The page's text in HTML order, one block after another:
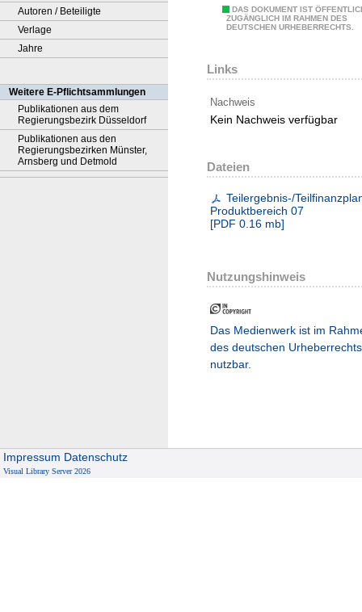
Autoren / Beteiligte
Verlage
Jahre
Weitere E-Pflichtsammlungen
Publikationen aus dem
Regierungsbezirk Düsseldorf
Publikationen aus den
Regierungsbezirken Münster,
Arnsberg und Detmold
DAS DOKUMENT IST
ZUGÄNGLICH IM RAHMEN DES
DEUTSCHEN URHEBERRECHTS.
Links
Nachweis
Kein Nachweis verfügbar
Dateien
Teilergebnis-/
Produktbereich 07
[PDF 0.16 mb]
Nutzungshinweis
Das Medienwerk ist im
des deutschen Urheberrechts
nutzbar.
Impressum Datenschutz
Visual Library Server 2026